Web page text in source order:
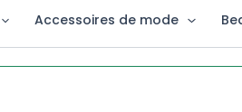
Accessoires de mode